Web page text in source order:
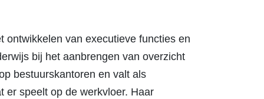
ontwikkelen van executieve functies en
bij het aanbrengen van overzicht
bestuurskantoren en valt als
er speelt op de werkvloer. Haar